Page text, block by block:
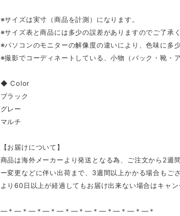
※サイズは実寸（商品を計測）になります。
※サイズ表と商品には多少の誤差がありますのでご了承く
※パソコンのモニターの解像度の違いにより、色味に多
※撮影でコーディネートしている、小物（バック・靴・
◆ Color
ブラック
グレー
マルチ
【お届けについて】
商品は海外メーカーより発送となる為、ご注文から2週
ー変更などに伴い出荷まで、3週間以上かかる場合もご
より60日以上が経過してもお届け出来ない場合はキャン
—＊—＊—＊—＊—＊—＊—＊—＊—＊—＊—＊